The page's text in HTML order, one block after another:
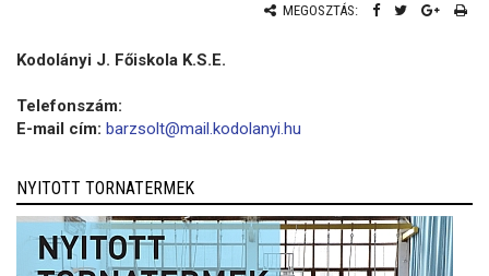
MEGOSZTÁS:
Kodolányi J. Főiskola K.S.E.
Telefonszám:
E-mail cím: barzsolt@mail.kodolanyi.hu
NYITOTT TORNATERMEK